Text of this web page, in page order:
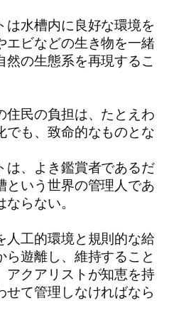
は水槽内に良好な環境を
エビなどの生き物を一緒
然の生態系を再現するこ
住民の負担は、たとえわ
でも、致命的なものとな
は、よき鑑賞者であるだ
という世界の管理人であ
らない。
人工的環境と規則的な給
ら遊離し、維持すること
アクアリストが知恵を持
せて管理しなければなら